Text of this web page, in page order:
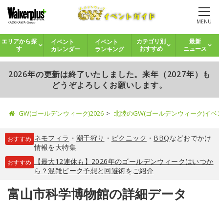
MENU
エリアから探
す
イベント
カレンダー
イベント
ランキング
カテゴリ別
おすすめ
最新
ニュース
2026年の更新は終了いたしました。来年（2027年）も
どうぞよろしくお願いします。
GW(ゴールデンウィーク)2026 北陸のGW(ゴールデンウィーク)イ
おすすめ ネモフィラ ・ 潮干狩り ・ ピクニック ・ BBQなどおでかけ
情報を大特集
おすすめ
【最大12連休も】2026年のゴールデンウィークはいつか
ら？混雑ピーク予想と回避術をご紹介
富山市科学博物館の詳細データ